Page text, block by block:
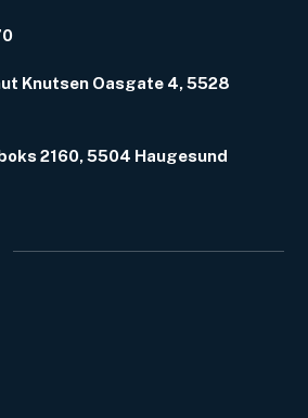
Knutsen Oasgate 4, 5528
2160, 5504 Haugesund